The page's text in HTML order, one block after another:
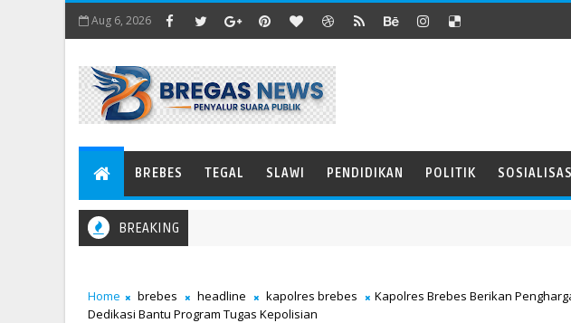
Aug 6, 2026
BREBES TEGAL SLAWI PENDIDIKAN POLITIK SOSIALISASI
BREAKING
Home brebes headline kapolres brebes
Kapolres Brebes Berikan
Dedikasi Bantu Program Tugas Kepolisian